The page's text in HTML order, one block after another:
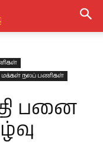
மக்கள் நலப் பணிகள்
பனை